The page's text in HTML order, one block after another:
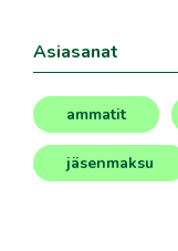
Asiasanat
ammatit
,, jäsenmaksu